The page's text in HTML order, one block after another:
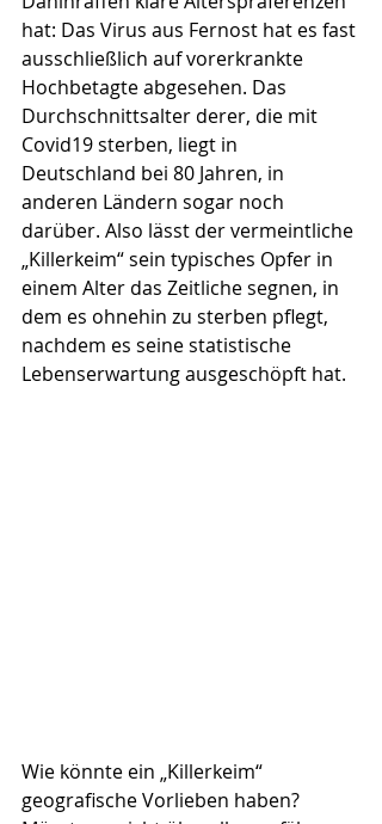
hat: Das Virus aus Fernost hat es fast
ausschließlich auf vorerkrankte
Hochbetagte abgesehen. Das
Durchschnittsalter derer, die mit
Covid19 sterben, liegt in
Deutschland bei 80 Jahren, in
anderen Ländern sogar noch
darüber. Also lässt der vermeintliche
„Killerkeim“ sein typisches Opfer in
einem Alter das Zeitliche segnen, in
dem es ohnehin zu sterben pflegt,
nachdem es seine statistische
Lebenserwartung ausgeschöpft hat.
Wie könnte ein „Killerkeim“
geografische Vorlieben haben?